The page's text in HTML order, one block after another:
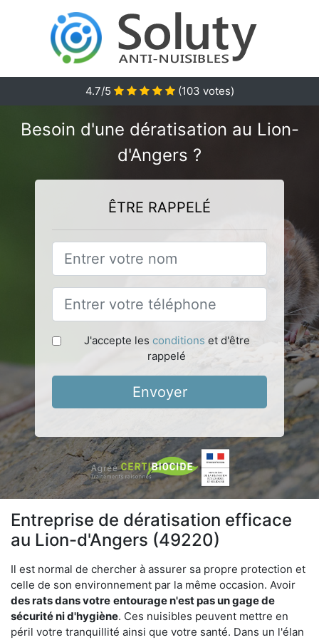
4.7/5 (103 votes)
Besoin d'une dératisation au Lion-
d'Angers ?
ÊTRE RAPPELÉ
J'accepte les conditions et d'être
rappelé
Envoyer
Entreprise de dératisation efficace
au Lion-d'Angers (49220)
Il est normal de chercher à assurer sa propre protection et
celle de son environnement par la même occasion. Avoir
des rats dans votre entourage n'est pas un gage de
sécurité ni d'hygiène. Ces nuisibles peuvent mettre en
péril votre tranquillité ainsi que votre santé. Dans un l'élan